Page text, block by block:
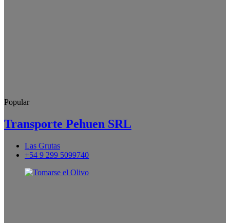
Popular
Transporte Pehuen SRL
Las Grutas
+54 9 299 5099740